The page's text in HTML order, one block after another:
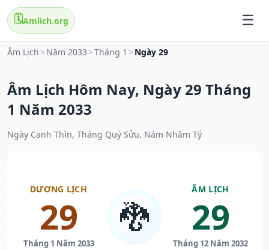
🗓️Amlich.org
Âm Lịch > Năm 2033 >Tháng 1 > Ngày 29
Âm Lịch Hôm Nay, Ngày 29 Tháng
1 Năm 2033
Ngày Canh Thìn, Tháng Quý Sửu, Năm Nhâm Tý
DƯƠNG LỊCH
29
Tháng 1 Năm 2033
🐉
ÂM LỊCH
29
Tháng 12 Năm 2032